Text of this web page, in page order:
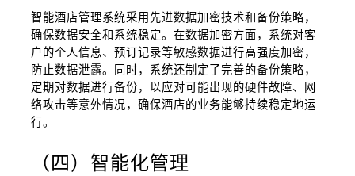
智能酒店管理系统采用先进数据加密技术和备份策略，
确保数据安全和系统稳定。在数据加密方面，系统对客
户的个人信息、预订记录等敏感数据进行高强度加密，
防止数据泄露。同时，系统还制定了完善的备份策略，
定期对数据进行备份，以应对可能出现的硬件故障、网
络攻击等意外情况，确保酒店的业务能够持续稳定地运
行。
（四）智能化管理